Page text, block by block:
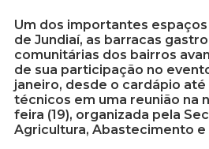
Um dos importantes espaços
de Jundiaí, as barracas
comunitárias dos bairros
de sua participação no
janeiro, desde o cardápio
técnicos em uma reunião na
feira (19), organizada pela
Agricultura, Abastecimento e